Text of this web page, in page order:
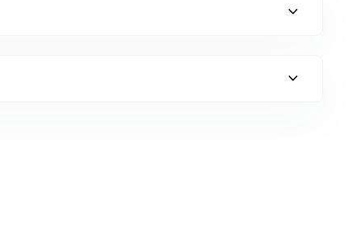
expand_more
expand_more